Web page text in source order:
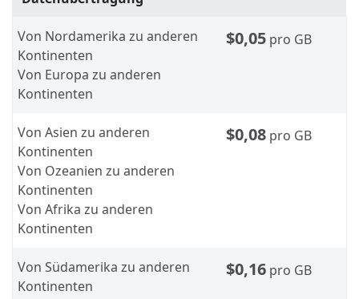
Von Nordamerika zu anderen
Kontinenten
Von Europa zu anderen
Kontinenten
$0,05 pro GB
Von Asien zu anderen
Kontinenten
Von Ozeanien zu anderen
Kontinenten
Von Afrika zu anderen
Kontinenten
$0,08 pro GB
Von Südamerika zu anderen
Kontinenten
$0,16 pro GB